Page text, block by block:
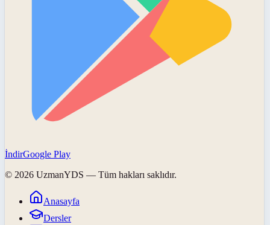
İndirGoogle Play
© 2026 UzmanYDS — Tüm hakları saklıdır.
Anasayfa
Dersler